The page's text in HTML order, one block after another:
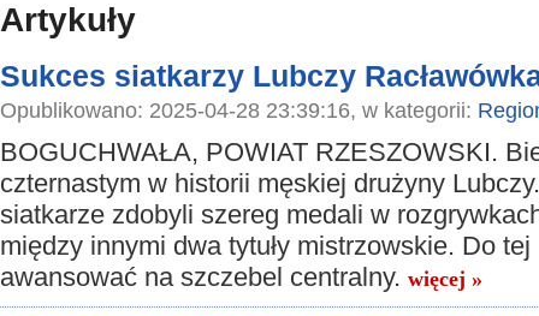
Artykuły
Sukces siatkarzy Lubczy
Opublikowano: 2025-04-28 23:39:16, w kategorii:
BOGUCHWAŁA, POWIAT RZESZOWSKI.
czternastym w historii męskiej drużyny
siatkarze zdobyli szereg medali w
między innymi dwa tytuły mistrzowskie. Do tej
awansować na szczebel centralny. więcej »